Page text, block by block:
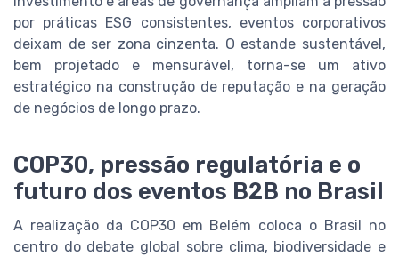
por práticas ESG consistentes, eventos corporativos
deixam de ser zona cinzenta. O estande sustentável,
bem projetado e mensurável, torna-se um ativo
estratégico na construção de reputação e na geração
de negócios de longo prazo.
COP30, pressão regulatória e o
futuro dos eventos B2B no Brasil
A realização da COP30 em Belém coloca o Brasil no
centro do debate global sobre clima, biodiversidade e